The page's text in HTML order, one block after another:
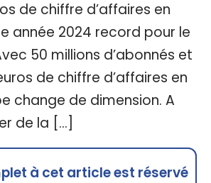
de chiffre d’affaires en
année 2024 record pour le
50 millions d’abonnés et
de chiffre d’affaires en
change de dimension. A
de la […]
à cet article est réservé